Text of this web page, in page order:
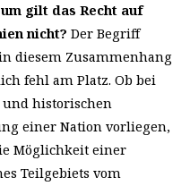
gilt das Recht auf
nicht? Der Begriff
diesem Zusammenhang
fehl am Platz. Ob bei
historischen
einer Nation vorliegen,
Möglichkeit einer
Teilgebiets vom